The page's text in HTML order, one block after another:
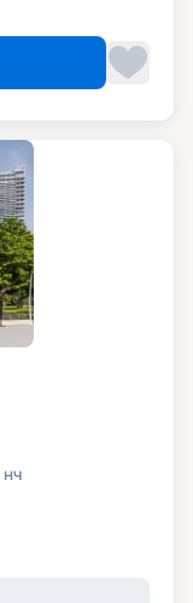
нч